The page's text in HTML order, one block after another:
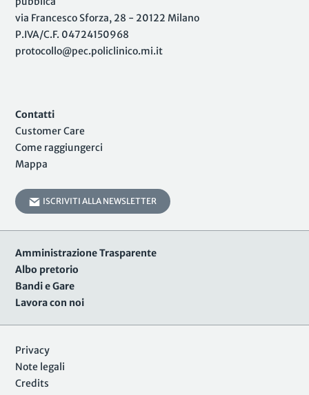
via Francesco Sforza, 28 - 20122 Milano
P.IVA/C.F. 04724150968
protocollo@pec.policlinico.mi.it
Contatti
Customer Care
Come raggiungerci
Mappa
ISCRIVITI ALLA NEWSLETTER
Amministrazione Trasparente
Albo pretorio
Bandi e Gare
Lavora con noi
Privacy
Note legali
Credits